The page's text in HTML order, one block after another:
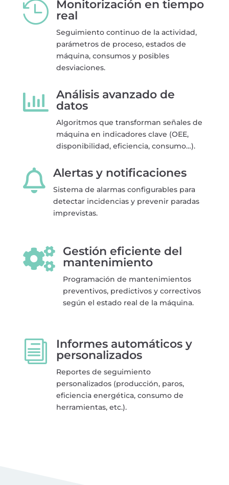

Monitorización en tiempo
real
Seguimiento continuo de la actividad,
parámetros de proceso, estados de
máquina, consumos y posibles
desviaciones.
 Análisis avanzado de
datos
Algoritmos que transforman señales de
máquina en indicadores clave (OEE,
disponibilidad, eficiencia, consumo…).
 Alertas y notificaciones
Sistema de alarmas configurables para
detectar incidencias y prevenir paradas
imprevistas.
 Gestión eficiente del
mantenimiento
Programación de mantenimientos
preventivos, predictivos y correctivos
según el estado real de la máquina.
i
Informes automáticos y
personalizados
Reportes de seguimiento
personalizados (producción, paros,
eficiencia energética, consumo de
herramientas, etc.).